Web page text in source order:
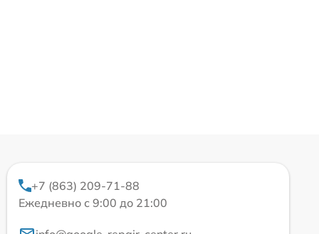
+7 (863) 209-71-88
Ежедневно с 9:00 до 21:00